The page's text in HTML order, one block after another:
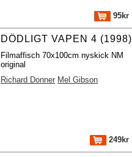
95kr
DÖDLIGT VAPEN 4 (1998)
Filmaffisch 70x100cm nyskick NM
original
Richard Donner Mel Gibson
249kr